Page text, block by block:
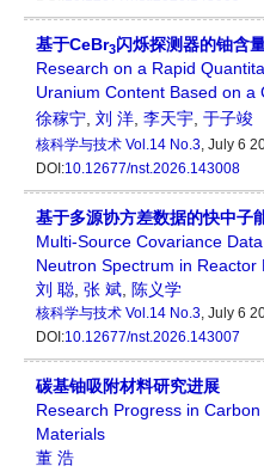
基于CeBr3闪烁探测器的铀含
Research on a Rapid
Uranium Content Based on a
徐稼宁 刘 洋 李天宇 于子竣
核科学与技术 Vol.14 No.3, July 6
DOI:10.12677/nst.2026.143008
基于多源协方差数据的快中子
Multi-Source Covariance
Neutron Spectrum in Reactor
刘 聪 张 斌 陈义学
核科学与技术 Vol.14 No.3, July 6
DOI:10.12677/nst.2026.143007
碳基铀吸附材料研究进展
Research Progress in
Materials
董 浩